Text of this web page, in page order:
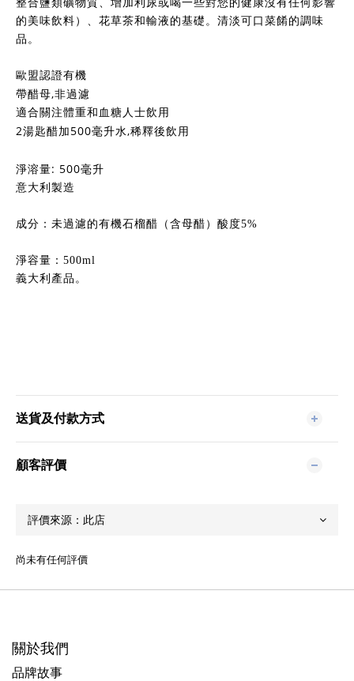
整合鹽類礦物質、增加利尿或喝一些對您的健康沒有任何影響
的美味飲料）、花草茶和輸液的基礎。清淡可口菜餚的調味
品。
歐盟認證有機
帶醋母,非過濾
適合關注體重和血糖人士飲用
2湯匙醋加 500毫升水,稀釋後飲用
淨溶量: 500毫升
意大利製造
成分：未過濾的有機石榴醋（含母醋）酸度5%
淨容量：500ml
義大利產品。
送貨及付款方式
顧客評價
尚未有任何評價
關於我們
品牌故事